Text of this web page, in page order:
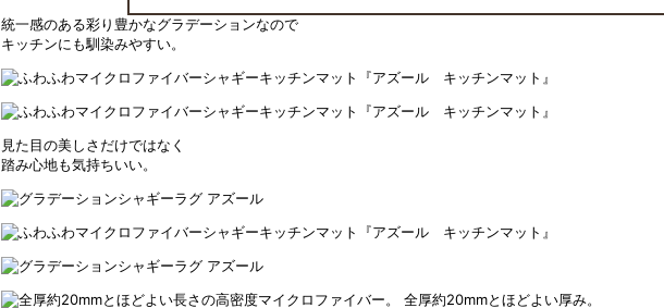
統一感のある彩り豊かなグラデーションなので
キッチンにも馴染みやすい。
見た目の美しさだけではなく
踏み心地も気持ちいい。
全厚約20mmとほどよい厚み。